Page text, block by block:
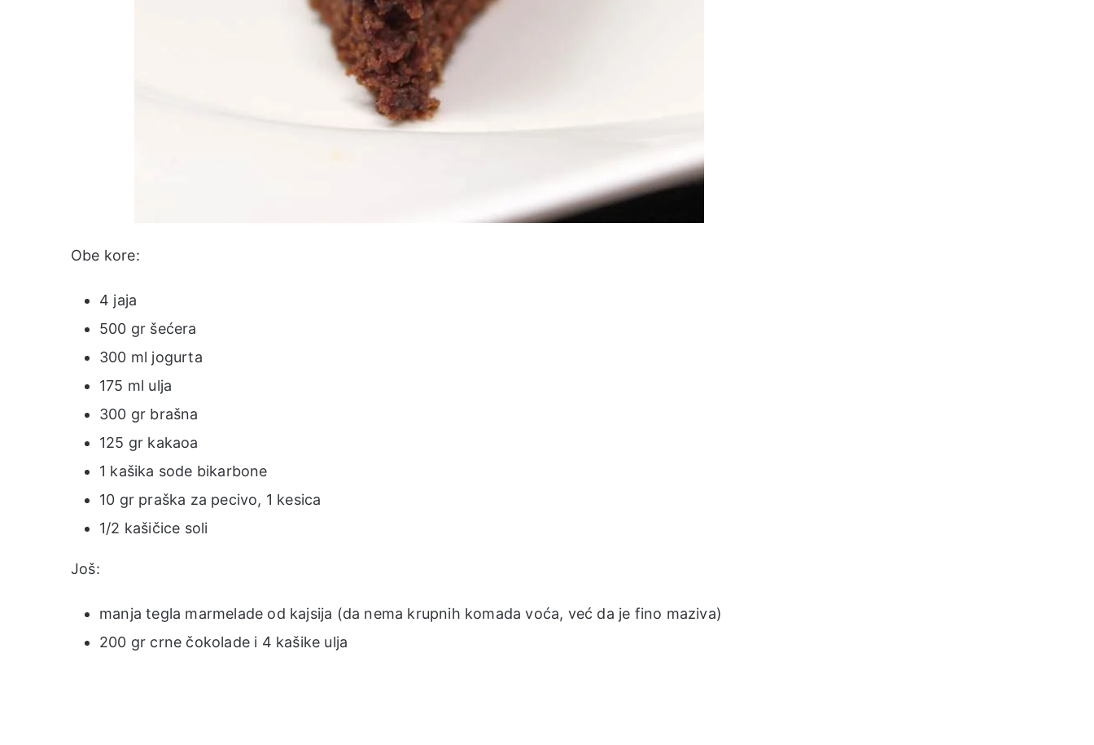
Obe kore:
4 jaja
500 gr šećera
300 ml jogurta
175 ml ulja
300 gr brašna
125 gr kakaoa
1 kašika sode bikarbone
10 gr praška za pecivo, 1 kesica
1/2 kašičice soli
Još:
manja tegla marmelade od kajsija (da nema krupnih komada voća, već da je fino maziva)
200 gr crne čokolade i 4 kašike ulja